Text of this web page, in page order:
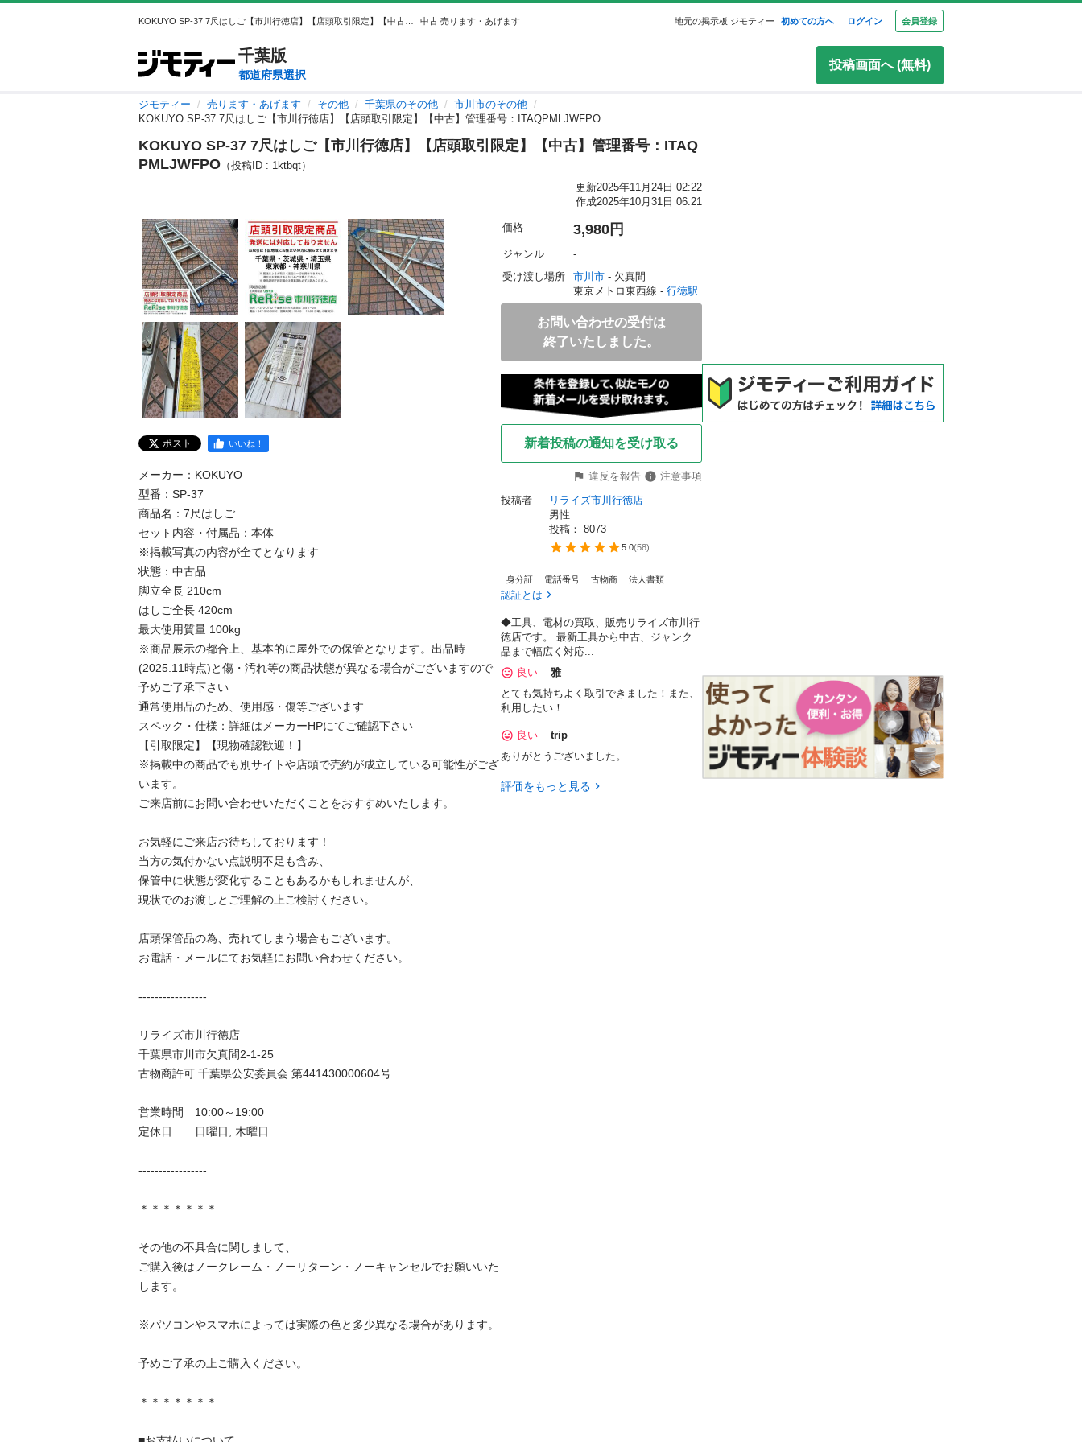
中古 売ります・あげます 地元の掲示板 ジモティー 初めての方へ ログイン 会員登録
千葉版
都道府県選択
投稿画面へ (無料)
ジモティー 売ります・あげます その他 千葉県のその他
市川市のその他
KOKUYO SP-37 7尺はしご【市川行徳店】【店頭取引限定】【中古】管理番号：ITAQPMLJWFPO
KOKUYO SP-37 7尺はしご【市川行徳店】【店頭取引限定】【中古】管理番号：ITAQ
PMLJWFPO （投稿ID : 1ktbqt）
更新2025年11月24日 02:22
作成2025年10月31日 06:21
ポスト いいね！
メーカー：KOKUYO
型番：SP-37
商品名：7尺はしご
セット内容・付属品：本体
※掲載写真の内容が全てとなります
状態：中古品
脚立全長 210cm
はしご全長 420cm
最大使用質量 100kg
※商品展示の都合上、基本的に屋外での保管となります。出品時
(2025.11時点)と傷・汚れ等の商品状態が異なる場合がございますので
予めご了承下さい
通常使用品のため、使用感・傷等ございます
スペック・仕様：詳細はメーカーHPにてご確認下さい
【引取限定】【現物確認歓迎！】
※掲載中の商品でも別サイトや店頭で売約が成立している可能性がござ
います。
ご来店前にお問い合わせいただくことをおすすめいたします。
お気軽にご来店お待ちしております！
当方の気付かない点説明不足も含み、
保管中に状態が変化することもあるかもしれませんが、
現状でのお渡しとご理解の上ご検討ください。
店頭保管品の為、売れてしまう場合もございます。
お電話・メールにてお気軽にお問い合わせください。
-----------------
リライズ市川行徳店
千葉県市川市欠真間2-1-25
古物商許可 千葉県公安委員会 第441430000604号
営業時間　10:00～19:00
定休日　　日曜日, 木曜日
-----------------
＊＊＊＊＊＊＊
その他の不具合に関しまして、
ご購入後はノークレーム・ノーリターン・ノーキャンセルでお願いいた
します。
※パソコンやスマホによっては実際の色と多少異なる場合があります。
予めご了承の上ご購入ください。
＊＊＊＊＊＊＊
価格 3,980円
ジャンル
-
受け渡し場所
市川市 - 欠真間
東京メトロ東西線 - 行徳駅
お問い合わせの受付は
終了いたしました。
新着投稿の通知を受け取る
違反を報告
注意事項
投稿者
リライズ市川行徳店
男性
投稿： 8073
5.0(58)
身分証 電話番号 古物商 法人書類
認証とは
◆工具、電材の買取、販売リライズ市川行
徳店です。 最新工具から中古、ジャンク
品まで幅広く対応...
良い
雅
とても気持ちよく取引できました！また、
利用したい！
良い
trip
ありがとうございました。
評価をもっと見る